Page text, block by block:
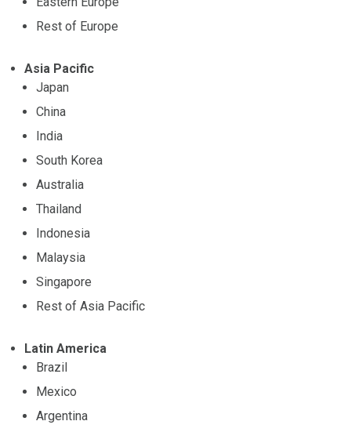
Rest of Europe
Asia Pacific
Japan
China
India
South Korea
Australia
Thailand
Indonesia
Malaysia
Singapore
Rest of Asia Pacific
Latin America
Brazil
Mexico
Argentina